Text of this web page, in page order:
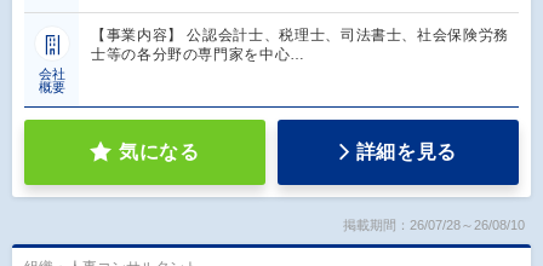
会社
概要
【事業内容】 公認会計士、税理士、司法書士、社会保険労務
士等の各分野の専門家を中心…
気になる 詳細を見る
掲載期間：26/07/28～26/08/10